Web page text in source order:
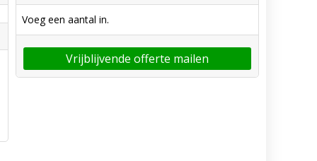
Voeg een aantal in.
Vrijblijvende offerte mailen